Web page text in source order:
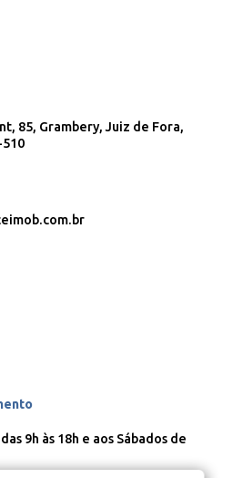
85, Grambery, Juiz de Fora,
510
9h às 18h e aos Sábados de